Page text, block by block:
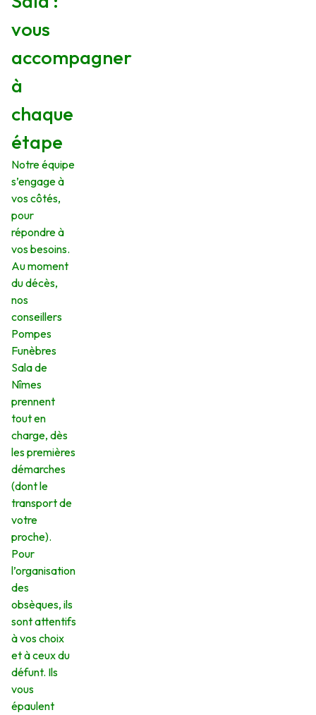
vous
accompagner
à
chaque
étape
Notre équipe
s’engage à
vos côtés,
pour
répondre à
vos besoins.
Au moment
du décès,
nos
conseillers
Pompes
Funèbres
Sala de
Nîmes
prennent
tout en
charge, dès
les premières
démarches
(dont le
transport de
votre
proche).
Pour
l’organisation
des
obsèques, ils
sont attentifs
à vos choix
et à ceux du
défunt. Ils
vous
épaulent